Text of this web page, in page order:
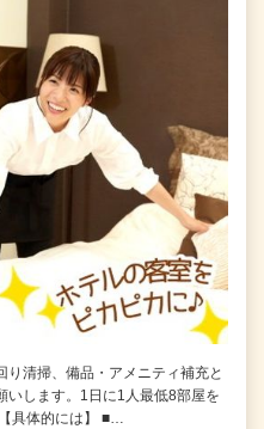
り清掃、備品・アメニティ補充と
いします。1日に1人最低8部屋を
具体的には】 ■…